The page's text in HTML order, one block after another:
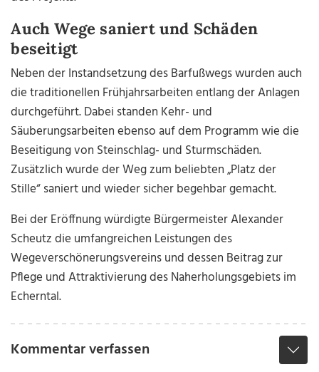
Auch Wege saniert und Schäden
beseitigt
Neben der Instandsetzung des Barfußwegs wurden auch
die traditionellen Frühjahrsarbeiten entlang der Anlagen
durchgeführt. Dabei standen Kehr- und
Säuberungsarbeiten ebenso auf dem Programm wie die
Beseitigung von Steinschlag- und Sturmschäden.
Zusätzlich wurde der Weg zum beliebten „Platz der
Stille“ saniert und wieder sicher begehbar gemacht.
Bei der Eröffnung würdigte Bürgermeister Alexander
Scheutz die umfangreichen Leistungen des
Wegeverschönerungsvereins und dessen Beitrag zur
Pflege und Attraktivierung des Naherholungsgebiets im
Echerntal.
Kommentar verfassen